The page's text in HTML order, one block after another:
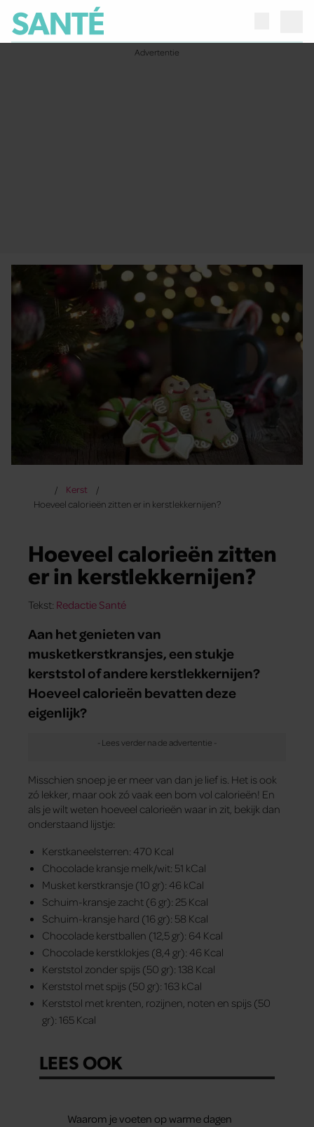
Kerst
Hoeveel calorieën zitten er in kerstlekkernijen?
Hoeveel calorieën zitten
er in kerstlekkernijen?
Tekst: Redactie Santé
Aan het genieten van
musketkerstkransjes, een stukje
kerststol of andere kerstlekkernijen?
Hoeveel calorieën bevatten deze
eigenlijk?
Misschien snoep je er meer van dan je lief is. Het is ook
zó lekker, maar ook zó vaak een bom vol calorieën! En
als je wilt weten hoeveel calorieën waar in zit, bekijk dan
onderstaand lijstje:
Kerstkaneelsterren: 470 Kcal
Chocolade kransje melk/wit: 51 kCal
Musket kerstkransje (10 gr): 46 kCal
Schuim-kransje zacht (6 gr): 25 Kcal
Schuim-kransje hard (16 gr): 58 Kcal
Chocolade kerstballen (12,5 gr): 64 Kcal
Chocolade kerstklokjes (8,4 gr): 46 Kcal
Kerststol zonder spijs (50 gr): 138 Kcal
Kerststol met spijs (50 gr): 163 kCal
Kerststol met krenten, rozijnen, noten en spijs (50
gr): 165 Kcal
LEES OOK
Waarom je voeten op warme dagen